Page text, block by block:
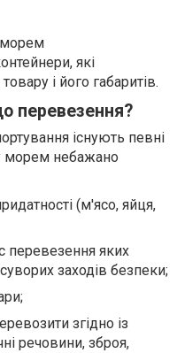
морем
які
і його габаритів.
перевезення?
існують певні
морем небажано
(м'ясо, яйця,
перевезення яких
заходів безпеки;
згідно із
речовини, зброя,